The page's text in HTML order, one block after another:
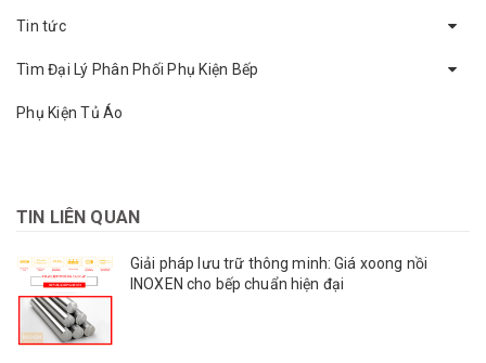
Tin tức
Tìm Đại Lý Phân Phối Phụ Kiện Bếp
Phụ Kiện Tủ Áo
TIN LIÊN QUAN
Giải pháp lưu trữ thông minh: Giá xoong nồi
INOXEN cho bếp chuẩn hiện đại